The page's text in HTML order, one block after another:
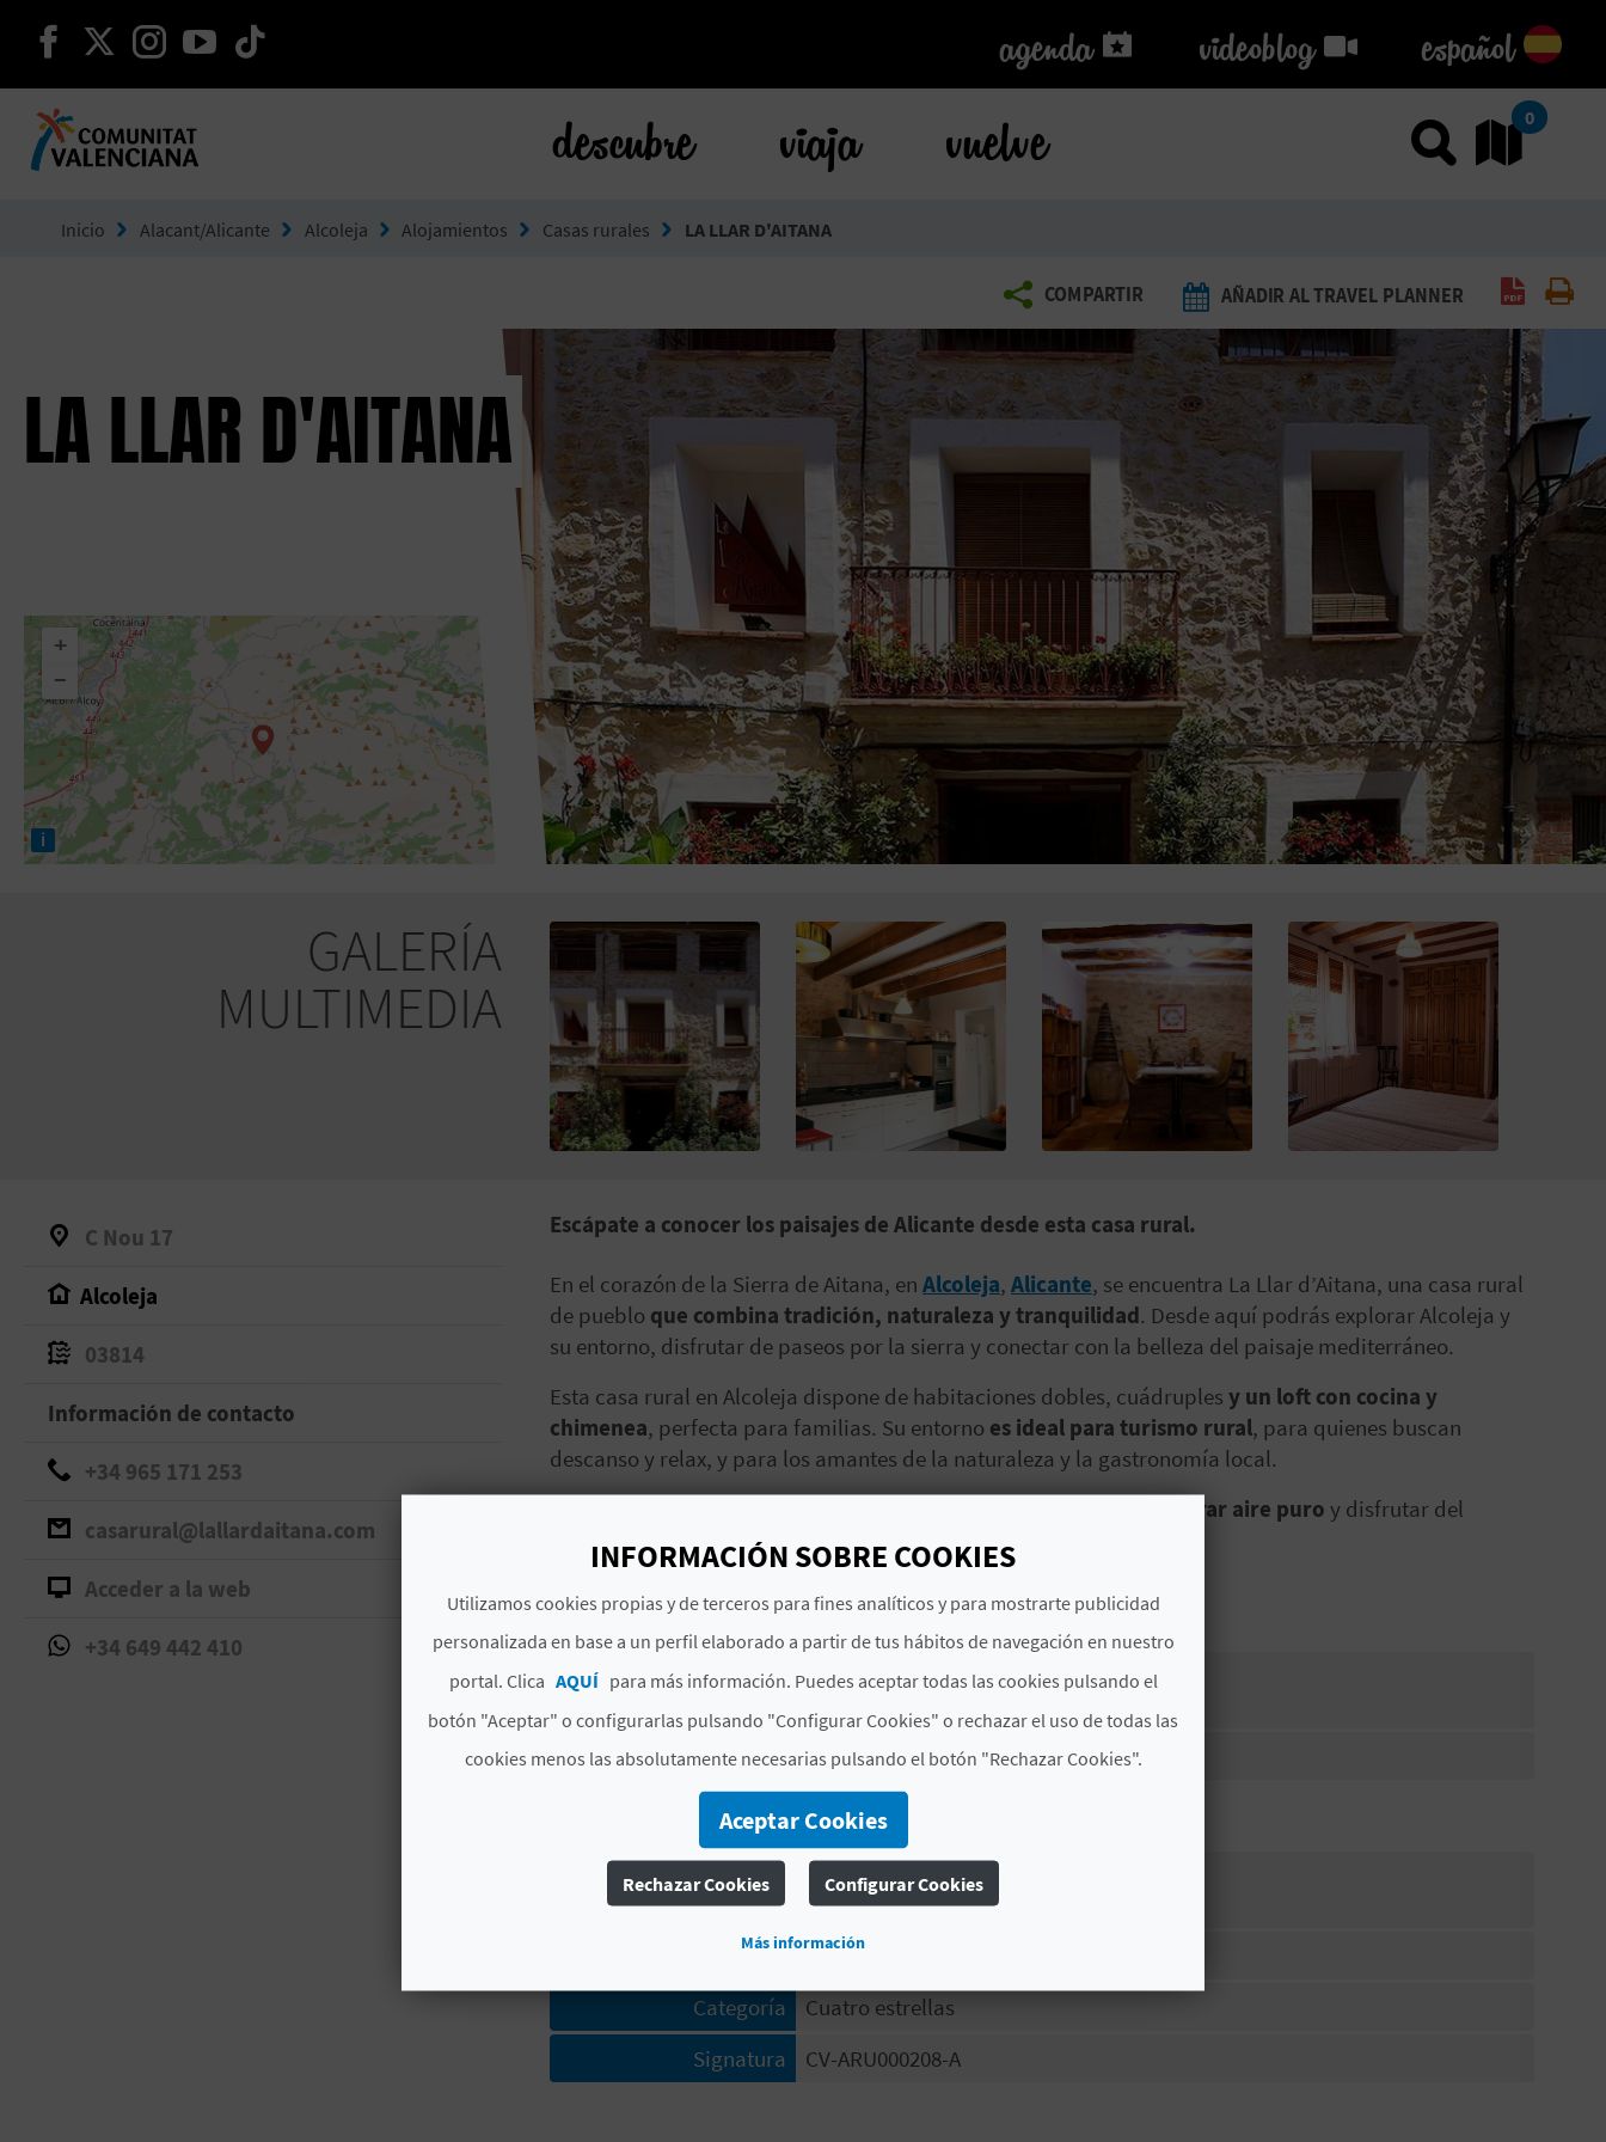
seguir en facebook
seguir en twitter
seguir en instagram
seguir en youtube agenda
agenda videoblog
videoblog español
descubre viaja vuelve Usar el
0
Inicio Alacant/Alicante Alcoleja Alojamientos Casas rurales LA LLAR D'AITANA
LA LLAR D'AITANA
+
−
i
COMPARTIR AÑADIR AL TRAVEL PLANNER Generar
GALERÍA
MULTIMEDIA
C Nou 17
Alcoleja
03814
Información de contacto
+34 965 171 253
casarural@lallardaitana.com
Acceder a la web
+34 649 442 410
Escápate a conocer los paisajes de Alicante desde esta casa rural.
En el corazón de la Sierra de Aitana, en Alcoleja, Alicante, se encuentra La Llar d’Aitana, una casa rural
de pueblo que combina tradición, naturaleza y tranquilidad. Desde aquí podrás explorar Alcoleja y
su entorno, disfrutar de paseos por la sierra y conectar con la belleza del paisaje mediterráneo.
Esta casa rural en Alcoleja dispone de habitaciones dobles, cuádruples y un loft con cocina y
chimenea, perfecta para familias. Su entorno es ideal para turismo rural, para quienes buscan
descanso y relax, y para los amantes de la naturaleza y la gastronomía local.
respirar aire puro y disfrutar del
encanto de un pueblo auténtico. ¡Descúbrela!
#HABITACIONES Y PLAZAS
Número total de
4
Número total de plazas 16
#CARACTERÍSTICAS
Indicador de
calificación de lujo
No
Modalidad
Compartida
Categoría
Cuatro estrellas
Signatura
CV-ARU000208-A
INFORMACIÓN SOBRE COOKIES
Utilizamos cookies propias y de terceros para fines analíticos y para mostrarte publicidad
personalizada en base a un perfil elaborado a partir de tus hábitos de navegación en nuestro
portal. Clica AQUÍ para más información. Puedes aceptar todas las cookies pulsando el
botón "Aceptar" o configurarlas pulsando "Configurar Cookies" o rechazar el uso de todas las
cookies menos las absolutamente necesarias pulsando el botón "Rechazar Cookies".
Aceptar Cookies
Rechazar Cookies Configurar Cookies
Más información